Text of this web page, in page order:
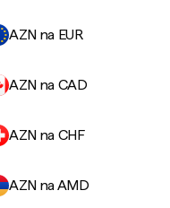
AZN na EUR
AZN na CAD
AZN na CHF
AZN na AMD